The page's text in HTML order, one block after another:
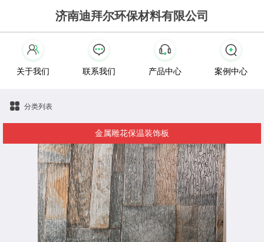
济南迪拜尔环保材料有限公司
关于我们 联系我们 产品中心 案例中心
分类列表
金属雕花保温装饰板